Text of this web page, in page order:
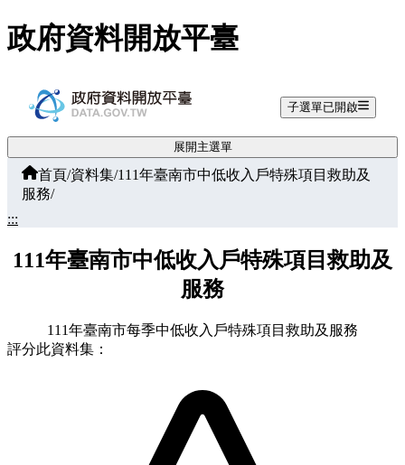
跳至主要內容
政府資料開放平臺
子選單已開啟
展開主選單
首頁/資料集/111年臺南市中低收入戶特殊項目救助及
服務/
:::
111年臺南市中低收入戶特殊項目救助及
服務
111年臺南市每季中低收入戶特殊項目救助及服務
評分此資料集：